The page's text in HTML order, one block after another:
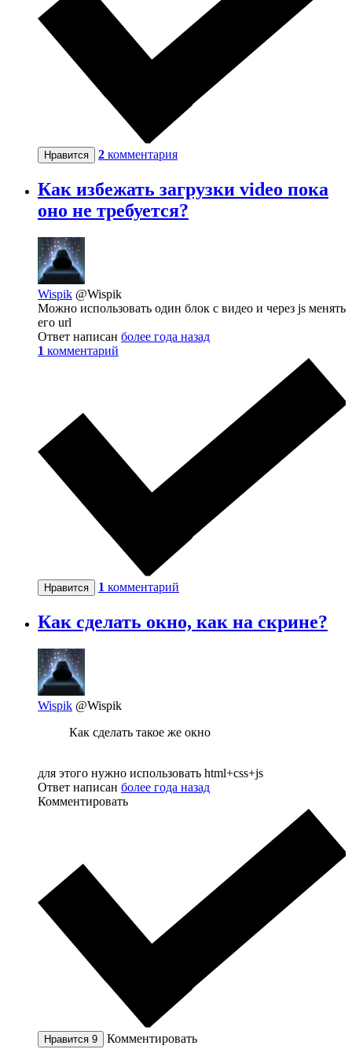
Нравится 2 комментария
Как избежать загрузки video пока
оно не требуется?
Wispik @Wispik
Можно использовать один блок с видео и через js менять
его url
Ответ написан более года назад
1 комментарий
Нравится 1 комментарий
Как сделать окно, как на скрине?
Wispik @Wispik
Как сделать такое же окно
для этого нужно использовать html+css+js
Ответ написан более года назад
Комментировать
Нравится 9 Комментировать